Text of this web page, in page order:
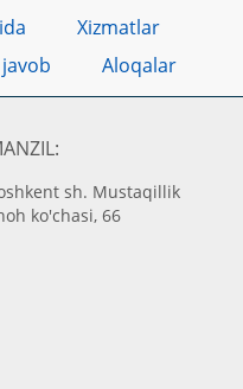
Xizmatlar
Aloqalar
sh. Mustaqillik
ko'chasi, 66